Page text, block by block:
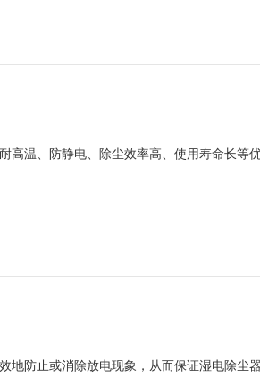
高温、防静电、除尘效率高、使用寿命长等
地防止或消除放电现象，从而保证湿电除尘